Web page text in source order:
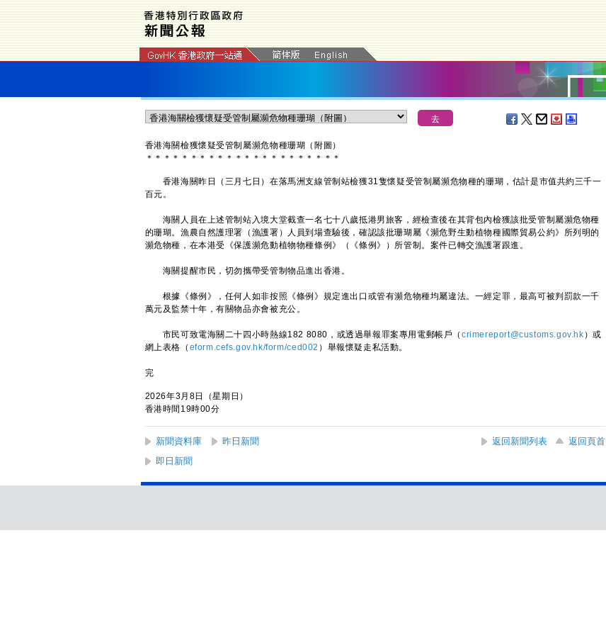
香港海關檢獲懷疑受管制屬瀕危物種珊瑚（附圖）
＊ ＊ ＊ ＊ ＊ ＊ ＊ ＊ ＊ ＊ ＊ ＊ ＊ ＊ ＊ ＊ ＊ ＊ ＊ ＊ ＊ ＊
香港海關昨日（三月七日）在落馬洲支線管制站檢獲31隻懷疑受管制屬瀕危物種的珊瑚，估計是市值共約三千一
百元。
海關人員在上述管制站入境大堂截查一名七十八歲抵港男旅客，經檢查後在其背包內檢獲該批受管制屬瀕危物種
的珊瑚。漁農自然護理署（漁護署）人員到場查驗後，確認該批珊瑚屬《瀕危野生動植物種國際貿易公約》所列明的
瀕危物種，在本港受《保護瀕危動植物物種條例》（《條例》）所管制。案件已轉交漁護署跟進。
海關提醒市民，切勿攜帶受管制物品進出香港。
根據《條例》，任何人如非按照《條例》規定進出口或管有瀕危物種均屬違法。一經定罪，最高可被判罰款一千
萬元及監禁十年，有關物品亦會被充公。
市民可致電海關二十四小時熱線182 8080，或透過舉報罪案專用電郵帳戶（ crimereport@customs.gov.hk ）或
網上表格（ eform.cefs.gov.hk/form/ced002 ）舉報懷疑走私活動。
完
2026年3月8日（星期日）
香港時間19時00分
新聞資料庫 昨日新聞 返回新聞列表
返回頁首
即日新聞